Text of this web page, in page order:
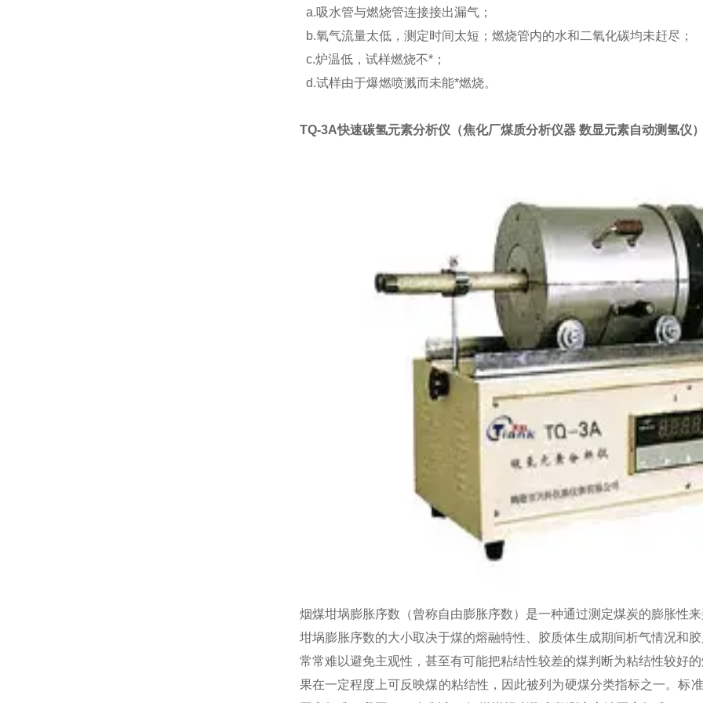
a.吸水管与燃烧管连接接出漏气；
b.氧气流量太低，测定时间太短；燃烧管内的水和二氧化碳均未赶尽；
c.炉温低，试样燃烧不*；
d.试样由于爆燃喷溅而未能*燃烧。
TQ-3A快速碳氢元素分析仪（焦化厂煤质分析仪器 数显元素自动测氢仪
烟煤坩埚膨胀序数（曾称自由膨胀序数）是一种通过测定煤炭的膨胀性
坩埚膨胀序数的大小取决于煤的熔融特性、胶质体生成期间析气情况和
常常难以避免主观性，甚至有可能把粘结性较差的煤判断为粘结性较好
果在一定程度上可反映煤的粘结性，因此被列为硬煤分类指标之一。标